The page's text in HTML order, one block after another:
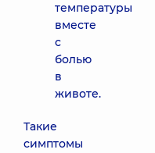
температуры
вместе
с
болью
в
животе.
Такие
симптомы